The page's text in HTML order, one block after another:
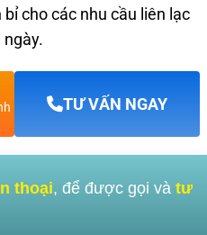
cho các nhu cầu liên lạc
TƯ VẤN NGAY
thoại, để được gọi vàtư